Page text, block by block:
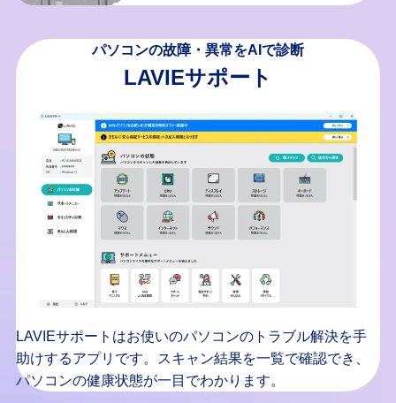
パソコンの故障・異常をAIで診断
LAVIEサポート
LAVIEサポートはお使いのパソコンのトラブル解決を手
助けするアプリです。スキャン結果を一覧で確認でき、
パソコンの健康状態が一目でわかります。